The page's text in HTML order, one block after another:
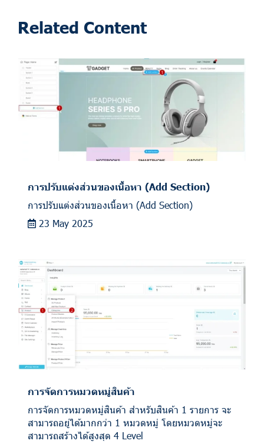
Related Content
การปรับแต่งส่วนของเนื้อหา (Add Section)
การปรับแต่งส่วนของเนื้อหา (Add Section)
23 May 2025
การจัดการหมวดหมู่สินค้า
การจัดการหมวดหมู่สินค้า สำหรับสินค้า 1 รายการ จะ
สามารถอยู่ได้มากกว่า 1 หมวดหมู่ โดยหมวดหมู่จะ
สามารถสร้างได้สูงสุด 4 Level